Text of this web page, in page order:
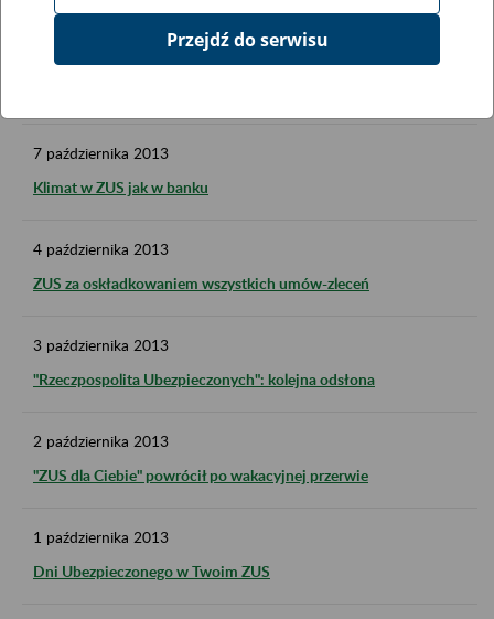
7 października 2013
Klimat w ZUS jak w banku
4 października 2013
ZUS za oskładkowaniem wszystkich umów-zleceń
3 października 2013
"Rzeczpospolita Ubezpieczonych": kolejna odsłona
2 października 2013
"ZUS dla Ciebie" powrócił po wakacyjnej przerwie
1 października 2013
Dni Ubezpieczonego w Twoim ZUS
Przejdź do serwisu